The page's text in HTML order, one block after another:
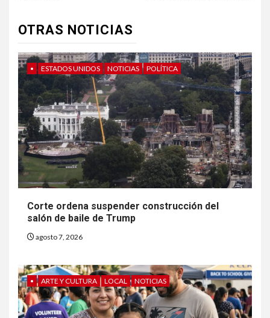
OTRAS NOTICIAS
• ESTADOS UNIDOS NOTICIAS POLÍTICA
Corte ordena suspender construcción del
salón de baile de Trump
agosto 7, 2026
• ARTE Y CULTURA LOCAL NOTICIAS